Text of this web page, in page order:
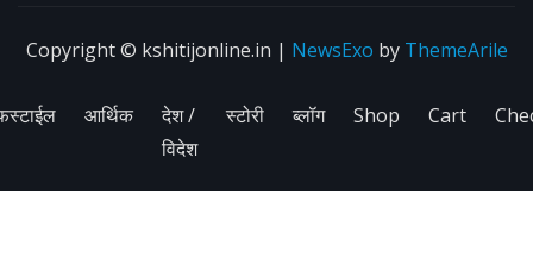
Copyright © kshitijonline.in | NewsExo by ThemeArile
आर्थिक
देश /
विदेश
स्टोरी ब्लॉग Shop Cart